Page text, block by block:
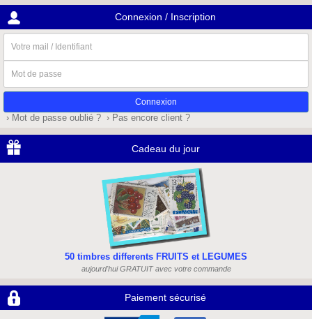
Connexion / Inscription
mail
/
Identifiant
de
passe
› Mot de passe oublié ? › Pas encore client ?
Cadeau du jour
50 timbres differents FRUITS et LEGUMES
aujourd'hui GRATUIT avec votre commande
Paiement sécurisé